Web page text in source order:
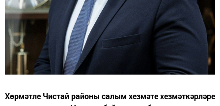
Хөрмәтле Чистай районы салым хезмәте хезмәткәрләре